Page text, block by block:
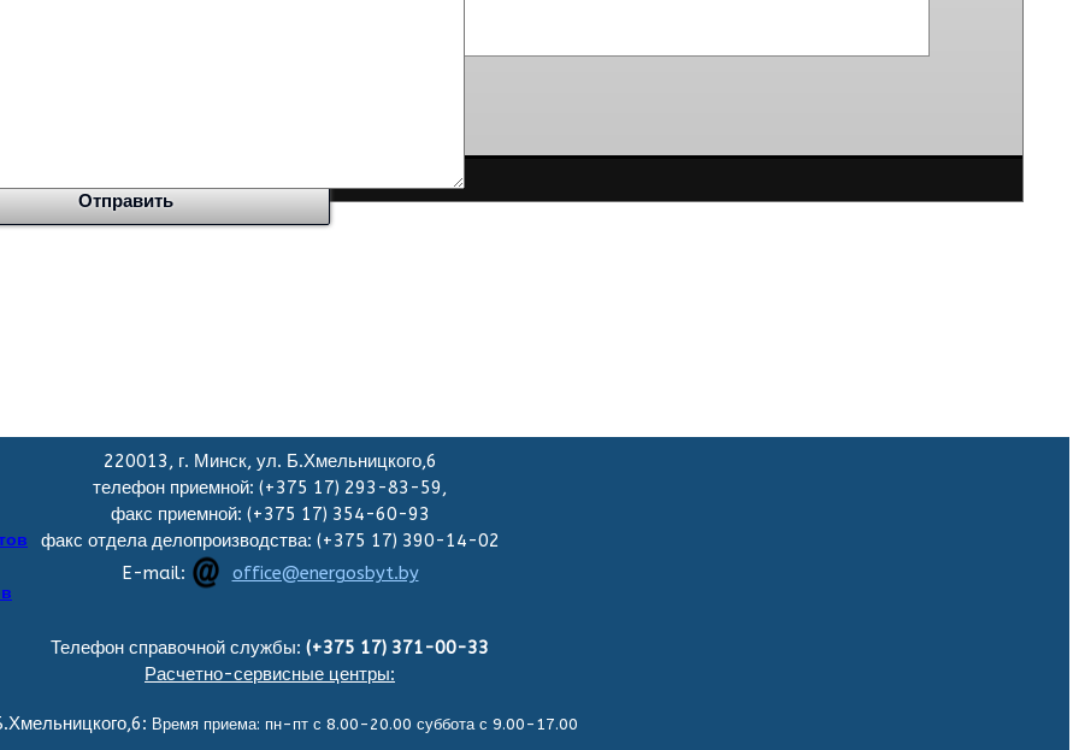
220013, г. Минск, ул. Б.Хмельницкого,6
телефон приемной: (+375 17) 293-83-59,
факс приемной: (+375 17) 354-60-93
факс отдела делопроизводства: (+375 17) 390-14-02
E-mail:
office@energosbyt.by
Телефон справочной службы: (+375 17) 371-00-33
Расчетно-сервисные центры:
Время приема: пн-пт с 8.00-20.00 суббота с 9.00-17.00